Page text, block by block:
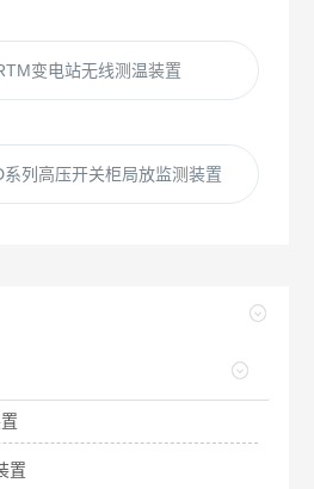
变电站无线测温装置
列高压开关柜局放监测装置
置